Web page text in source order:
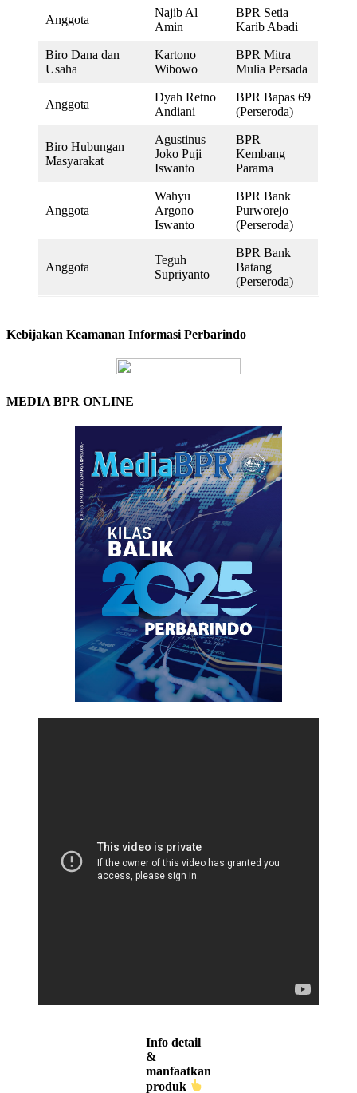
Anggota
Najib Al
Amin
BPR Setia
Karib Abadi
Biro Dana dan
Usaha
Kartono
Wibowo
BPR Mitra
Mulia Persada
Anggota
Dyah Retno
Andiani
BPR Bapas 69
(Perseroda)
Biro Hubungan
Masyarakat
Agustinus
Joko Puji
Iswanto
BPR
Kembang
Parama
Anggota
Wahyu
Argono
Iswanto
BPR Bank
Purworejo
(Perseroda)
Anggota
Teguh
Supriyanto
BPR Bank
Batang
(Perseroda)
Kebijakan Keamanan Informasi Perbarindo
MEDIA BPR ONLINE
Info detail
&
manfaatkan
produk